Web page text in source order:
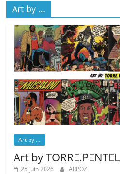
Art by …
Art by ...
Art by TORRE.PENTEL
25 juin 2026 ARPOZ